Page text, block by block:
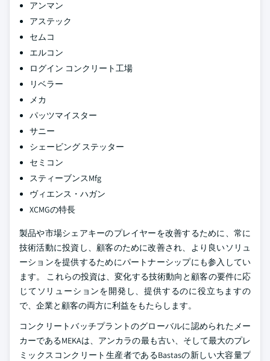
アンマン
アステック
セムコ
エルコン
ログイン コンクリート工場
リベラー
メカ
パッツマイスター
サニー
シェービング ステッター
セミコン
スティーブンスMfg
ヴィエンス・ハガン
XCMGの特長
製品や市場シェアキーのプレイヤーを改善するために、常に
技術活動に投資し、顧客のために改善され、より良いソリュ
ーションを提供するためにパートナーシップにも参入してい
ます。 これらの投資は、変化する技術動向と顧客の要件に応
じてソリューションを開発し、提供するのに役立ちますの
で、企業と顧客の両方に利益をもたらします。
コンクリートバッチプラントのグローバルに認められたメー
カーであるMEKAは、アンカラの最も古い、そして最大のプレ
ミックスコンクリート生産者であるBastasの新しい大容量プ